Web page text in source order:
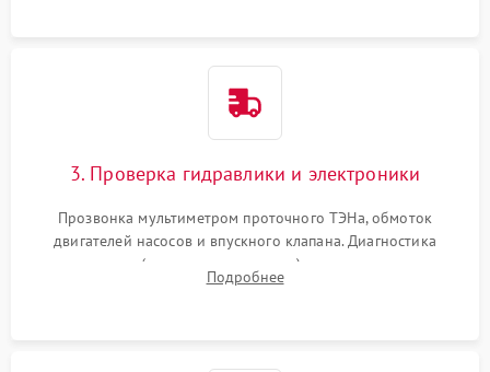
3. Проверка гидравлики и электроники
Прозвонка мультиметром проточного ТЭНа, обмоток
двигателей насосов и впускного клапана. Диагностика
прессостата (датчика уровня воды), датчика мутности,
концевика дверцы и электронного модуля управления.
Подробнее